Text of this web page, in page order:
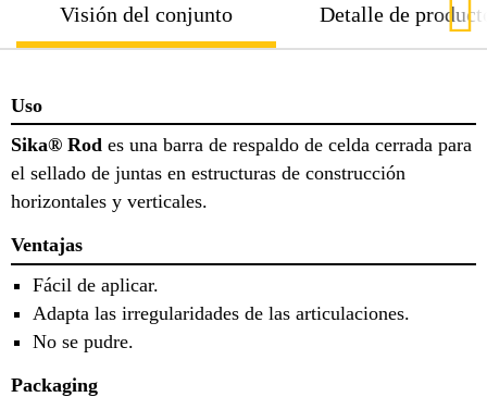
Visión del conjunto Detalle de
Uso
Sika® Rod es una barra de respaldo de celda cerrada para
el sellado de juntas en estructuras de construcción
horizontales y verticales.
Ventajas
Fácil de aplicar.
Adapta las irregularidades de las articulaciones.
No se pudre.
Packaging